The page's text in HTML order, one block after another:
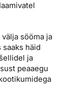
sööma ja
häid
ja
peaaegu